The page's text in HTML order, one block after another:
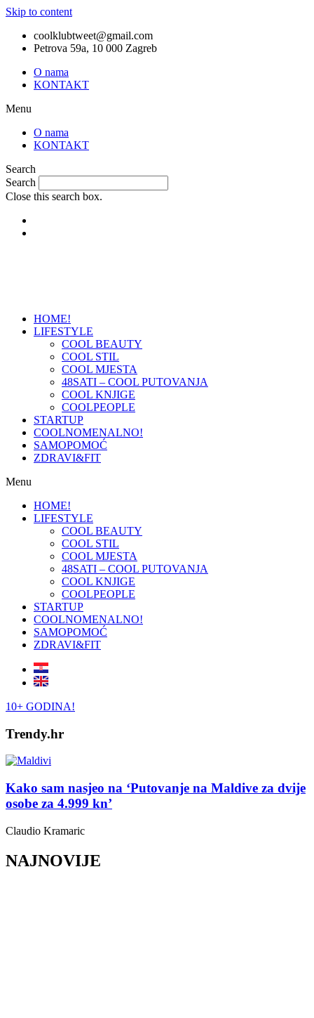
Skip to content
coolklubtweet@gmail.com
Petrova 59a, 10 000 Zagreb
O nama
KONTAKT
Menu
O nama
KONTAKT
Search
Search
Close this search box.
HOME!
LIFESTYLE
COOL BEAUTY
COOL STIL
COOL MJESTA
48SATI – COOL PUTOVANJA
COOL KNJIGE
COOLPEOPLE
STARTUP
COOLNOMENALNO!
SAMOPOMOĆ
ZDRAVI&FIT
Menu
HOME!
LIFESTYLE
COOL BEAUTY
COOL STIL
COOL MJESTA
48SATI – COOL PUTOVANJA
COOL KNJIGE
COOLPEOPLE
STARTUP
COOLNOMENALNO!
SAMOPOMOĆ
ZDRAVI&FIT
10+ GODINA!
Trendy.hr
Kako sam nasjeo na ‘Putovanje na Maldive za dvije
osobe za 4.999 kn’
Claudio Kramaric
NAJNOVIJE